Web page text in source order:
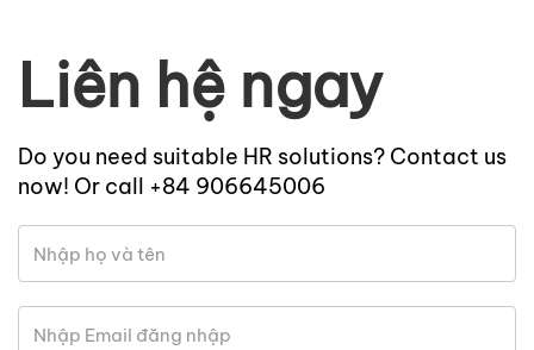
Liên hệ ngay
Do you need suitable HR solutions? Contact us
now! Or call +84 906645006